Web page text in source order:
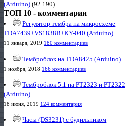
(Arduino) (92 190)
ТОП 10 - комментарии
Регулятор тембра на микросхеме
TDA7439+VS1838B+KY-040 (Arduino)
11 января, 2019 180 комментариев
Темброблок на TDA8425 (Arduino)
1 ноября, 2018 166 комментариев
Темброблок 5.1 на PT2323 и PT2322
(Arduino)
18 июня, 2019 124 комментария
Часы (DS3231) с будильником